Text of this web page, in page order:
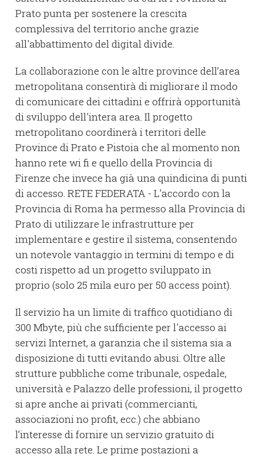
Prato punta per sostenere la crescita
complessiva del territorio anche grazie
all'abbattimento del digital divide.
La collaborazione con le altre province dell’area
metropolitana consentirà di migliorare il modo
di comunicare dei cittadini e offrirà opportunità
di sviluppo dell'intera area. Il progetto
metropolitano coordinerà i territori delle
Province di Prato e Pistoia che al momento non
hanno rete wi fi e quello della Provincia di
Firenze che invece ha già una quindicina di punti
di accesso. RETE FEDERATA - L'accordo con la
Provincia di Roma ha permesso alla Provincia di
Prato di utilizzare le infrastrutture per
implementare e gestire il sistema, consentendo
un notevole vantaggio in termini di tempo e di
costi rispetto ad un progetto sviluppato in
proprio (solo 25 mila euro per 50 access point).
Il servizio ha un limite di traffico quotidiano di
300 Mbyte, più che sufficiente per l'accesso ai
servizi Internet, a garanzia che il sistema sia a
disposizione di tutti evitando abusi. Oltre alle
strutture pubbliche come tribunale, ospedale,
università e Palazzo delle professioni, il progetto
si apre anche ai privati (commercianti,
associazioni no profit, ecc.) che abbiano
l’interesse di fornire un servizio gratuito di
accesso alla rete. Le prime postazioni a